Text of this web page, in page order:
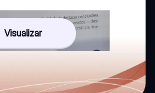
Visualizar